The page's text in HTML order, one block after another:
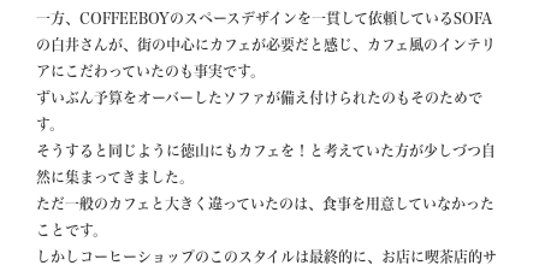
一方、COFFEEBOYのスペースデザインを一貫して依頼しているSOFA
の白井さんが、街の中心にカフェが必要だと感じ、カフェ風のインテリ
アにこだわっていたのも事実です。
ずいぶん予算をオーバーしたソファが備え付けられたのもそのためで
す。
そうすると同じように徳山にもカフェを！と考えていた方が少しづつ自
然に集まってきました。
ただ一般のカフェと大きく違っていたのは、食事を用意していなかった
ことです。
しかしコーヒーショップのこのスタイルは最終的に、お店に喫茶店的サ